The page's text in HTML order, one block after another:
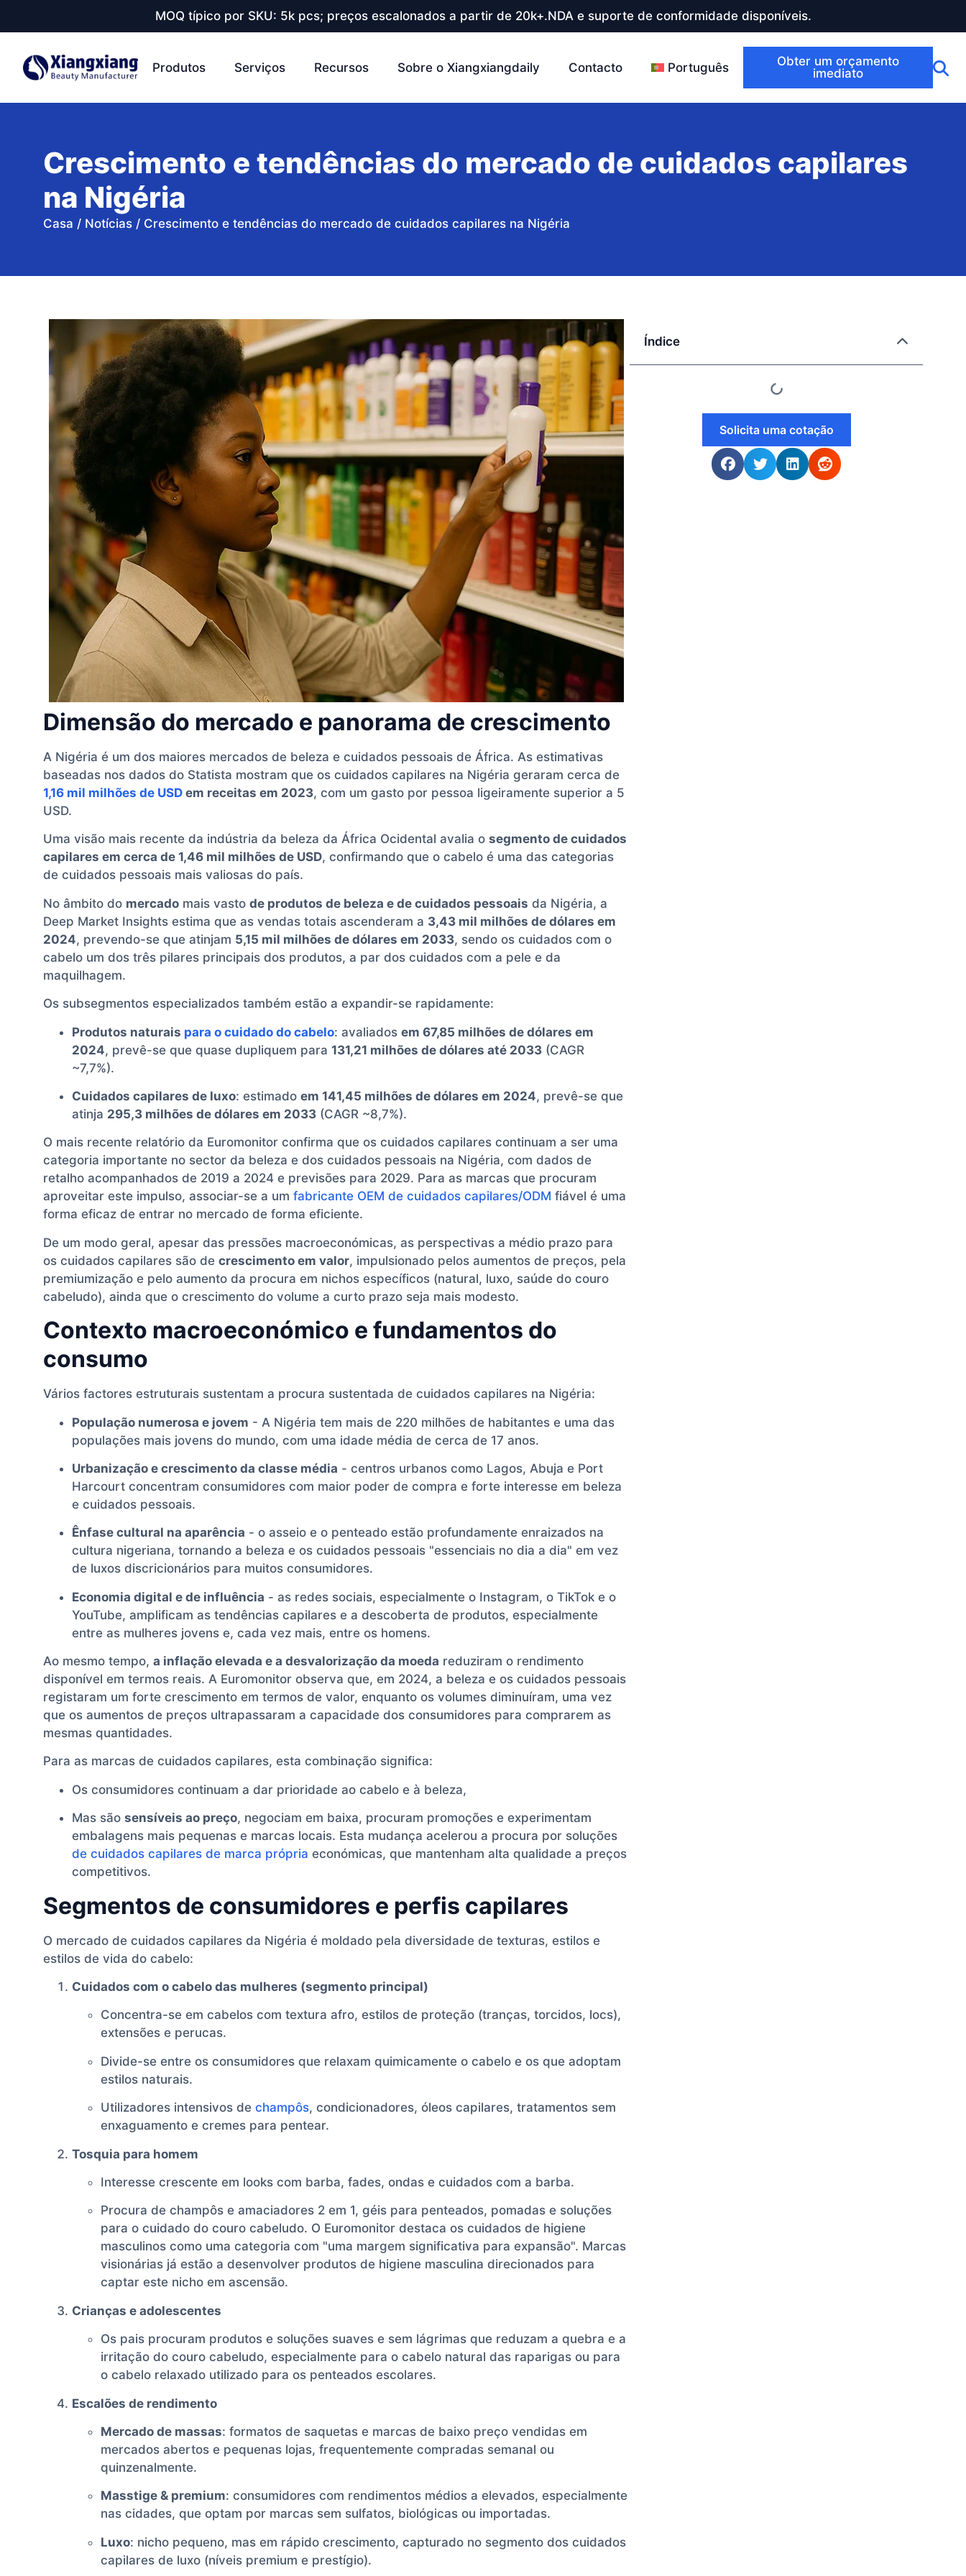
MOQ típico por SKU: 5k pcs; preços escalonados a partir de 20k+.NDA e suporte de conformidade disponíveis.
Produtos Serviços Recursos Sobre o Xiangxiangdaily Contacto Português
Obter um orçamento
imediato
Crescimento e tendências do mercado de cuidados capilares
na Nigéria
Casa / Notícias / Crescimento e tendências do mercado de cuidados capilares na Nigéria
Dimensão do mercado e panorama de crescimento
A Nigéria é um dos maiores mercados de beleza e cuidados pessoais de África. As estimativas
baseadas nos dados do Statista mostram que os cuidados capilares na Nigéria geraram cerca de
1,16 mil milhões de USD em receitas em 2023, com um gasto por pessoa ligeiramente superior a 5
USD.
Uma visão mais recente da indústria da beleza da África Ocidental avalia o segmento de cuidados
capilares em cerca de 1,46 mil milhões de USD, confirmando que o cabelo é uma das categorias
de cuidados pessoais mais valiosas do país.
No âmbito do mercado mais vasto de produtos de beleza e de cuidados pessoais da Nigéria, a
Deep Market Insights estima que as vendas totais ascenderam a 3,43 mil milhões de dólares em
2024, prevendo-se que atinjam 5,15 mil milhões de dólares em 2033, sendo os cuidados com o
cabelo um dos três pilares principais dos produtos, a par dos cuidados com a pele e da
maquilhagem.
Os subsegmentos especializados também estão a expandir-se rapidamente:
Produtos naturais para o cuidado do cabelo: avaliados em 67,85 milhões de dólares em
2024, prevê-se que quase dupliquem para 131,21 milhões de dólares até 2033 (CAGR
~7,7%).
Cuidados capilares de luxo: estimado em 141,45 milhões de dólares em 2024, prevê-se que
atinja 295,3 milhões de dólares em 2033 (CAGR ~8,7%).
O mais recente relatório da Euromonitor confirma que os cuidados capilares continuam a ser uma
categoria importante no sector da beleza e dos cuidados pessoais na Nigéria, com dados de
retalho acompanhados de 2019 a 2024 e previsões para 2029. Para as marcas que procuram
aproveitar este impulso, associar-se a um fabricante OEM de cuidados capilares/ODM fiável é uma
forma eficaz de entrar no mercado de forma eficiente.
De um modo geral, apesar das pressões macroeconómicas, as perspectivas a médio prazo para
os cuidados capilares são de crescimento em valor, impulsionado pelos aumentos de preços, pela
premiumização e pelo aumento da procura em nichos específicos (natural, luxo, saúde do couro
cabeludo), ainda que o crescimento do volume a curto prazo seja mais modesto.
Contexto macroeconómico e fundamentos do
consumo
Vários factores estruturais sustentam a procura sustentada de cuidados capilares na Nigéria:
População numerosa e jovem - A Nigéria tem mais de 220 milhões de habitantes e uma das
populações mais jovens do mundo, com uma idade média de cerca de 17 anos.
Urbanização e crescimento da classe média - centros urbanos como Lagos, Abuja e Port
Harcourt concentram consumidores com maior poder de compra e forte interesse em beleza
e cuidados pessoais.
Ênfase cultural na aparência - o asseio e o penteado estão profundamente enraizados na
cultura nigeriana, tornando a beleza e os cuidados pessoais "essenciais no dia a dia" em vez
de luxos discricionários para muitos consumidores.
Economia digital e de influência - as redes sociais, especialmente o Instagram, o TikTok e o
YouTube, amplificam as tendências capilares e a descoberta de produtos, especialmente
entre as mulheres jovens e, cada vez mais, entre os homens.
Ao mesmo tempo, a inflação elevada e a desvalorização da moeda reduziram o rendimento
disponível em termos reais. A Euromonitor observa que, em 2024, a beleza e os cuidados pessoais
registaram um forte crescimento em termos de valor, enquanto os volumes diminuíram, uma vez
que os aumentos de preços ultrapassaram a capacidade dos consumidores para comprarem as
mesmas quantidades.
Para as marcas de cuidados capilares, esta combinação significa:
Os consumidores continuam a dar prioridade ao cabelo e à beleza,
Mas são sensíveis ao preço, negociam em baixa, procuram promoções e experimentam
embalagens mais pequenas e marcas locais. Esta mudança acelerou a procura por soluções
de cuidados capilares de marca própria económicas, que mantenham alta qualidade a preços
competitivos.
Segmentos de consumidores e perfis capilares
O mercado de cuidados capilares da Nigéria é moldado pela diversidade de texturas, estilos e
estilos de vida do cabelo:
Cuidados com o cabelo das mulheres (segmento principal)
Concentra-se em cabelos com textura afro, estilos de proteção (tranças, torcidos, locs),
extensões e perucas.
Divide-se entre os consumidores que relaxam quimicamente o cabelo e os que adoptam
estilos naturais.
Utilizadores intensivos de champôs, condicionadores, óleos capilares, tratamentos sem
enxaguamento e cremes para pentear.
Tosquia para homem
Interesse crescente em looks com barba, fades, ondas e cuidados com a barba.
Procura de champôs e amaciadores 2 em 1, géis para penteados, pomadas e soluções
para o cuidado do couro cabeludo. O Euromonitor destaca os cuidados de higiene
masculinos como uma categoria com "uma margem significativa para expansão". Marcas
visionárias já estão a desenvolver produtos de higiene masculina direcionados para
captar este nicho em ascensão.
Crianças e adolescentes
Os pais procuram produtos e soluções suaves e sem lágrimas que reduzam a quebra e a
irritação do couro cabeludo, especialmente para o cabelo natural das raparigas ou para
o cabelo relaxado utilizado para os penteados escolares.
Escalões de rendimento
Mercado de massas: formatos de saquetas e marcas de baixo preço vendidas em
mercados abertos e pequenas lojas, frequentemente compradas semanal ou
quinzenalmente.
Masstige & premium: consumidores com rendimentos médios a elevados, especialmente
nas cidades, que optam por marcas sem sulfatos, biológicas ou importadas.
Luxo: nicho pequeno, mas em rápido crescimento, capturado no segmento dos cuidados
capilares de luxo (níveis premium e prestígio).
Índice
Solicita uma cotação